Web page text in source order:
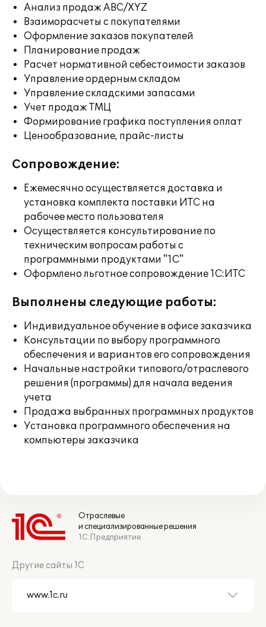
Анализ продаж ABC/XYZ
Взаиморасчеты с покупателями
Оформление заказов покупателей
Планирование продаж
Расчет нормативной себестоимости заказов
Управление ордерным складом
Управление складскими запасами
Учет продаж ТМЦ
Формирование графика поступления оплат
Ценообразование, прайс-листы
Сопровождение:
Ежемесячно осуществляется доставка и
установка комплекта поставки ИТС на
рабочее место пользователя
Осуществляется консультирование по
техническим вопросам работы с
программными продуктами "1С"
Оформлено льготное сопровождение 1С:ИТС
Выполнены следующие работы:
Индивидуальное обучение в офисе заказчика
Консультации по выбору программного
обеспечения и вариантов его сопровождения
Начальные настройки типового/отраслевого
решения (программы) для начала ведения
учета
Продажа выбранных программных продуктов
Установка программного обеспечения на
компьютеры заказчика
Отраслевые
и специализированные решения
1С:Предприятие
Другие сайты 1С